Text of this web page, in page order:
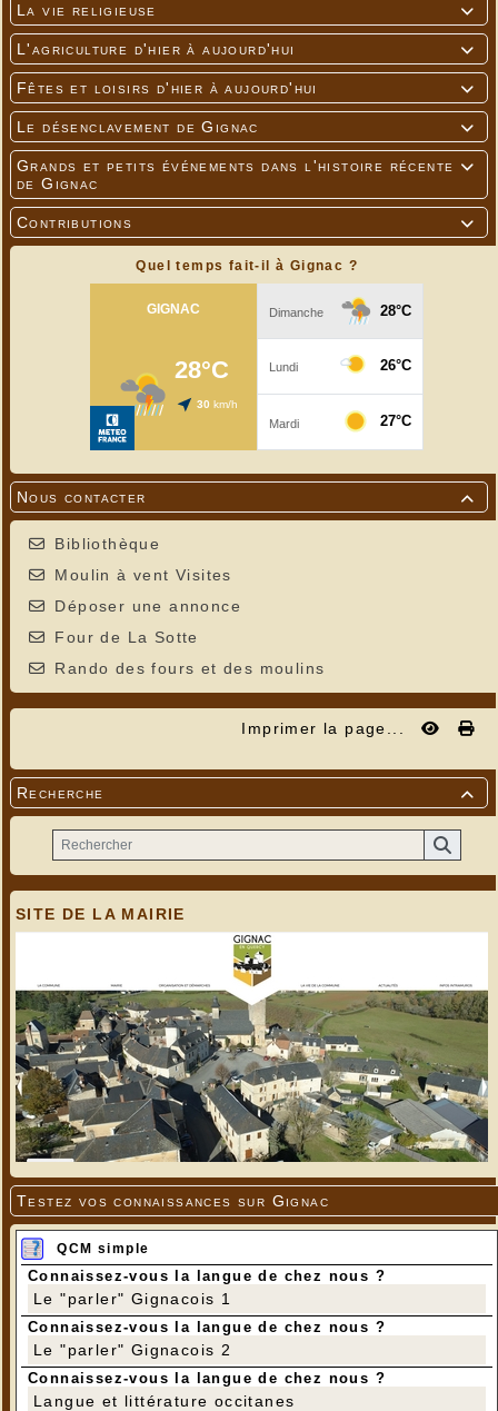

La vie religieuse

L'agriculture d'hier à aujourd'hui

Fêtes et loisirs d'hier à aujourd'hui

Le désenclavement de Gignac

Grands et petits événements dans l'histoire récente
de Gignac

Contributions
Quel temps fait-il à Gignac ?

Nous contacter
Bibliothèque
Moulin à vent Visites
Déposer une annonce
Four de La Sotte
Rando des fours et des moulins
Imprimer la page...

Recherche
SITE DE LA MAIRIE
Testez vos connaissances sur Gignac
QCM simple
Connaissez-vous la langue de chez nous ?
Le "parler" Gignacois 1
Connaissez-vous la langue de chez nous ?
Le "parler" Gignacois 2
Connaissez-vous la langue de chez nous ?
Langue et littérature occitanes